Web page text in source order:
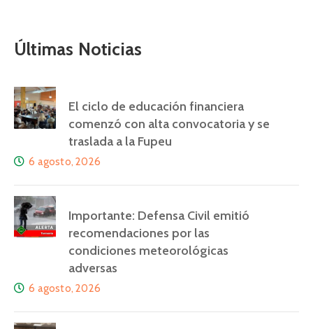
Últimas Noticias
El ciclo de educación financiera
comenzó con alta convocatoria y se
traslada a la Fupeu
6 agosto, 2026
Importante: Defensa Civil emitió
recomendaciones por las
condiciones meteorológicas
adversas
6 agosto, 2026